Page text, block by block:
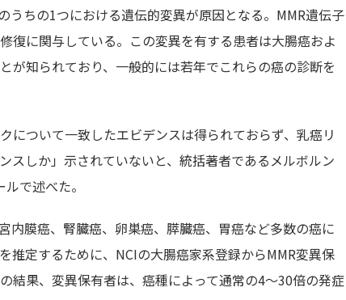
うちの1つにおける遺伝的変異が原因となる。MMR遺伝子
復に関与している。この変異を有する患者は大腸癌およ
が知られており、一般的には若年でこれらの癌の診断を
について一致したエビデンスは得られておらず、乳癌リ
スしか」示されていないと、統括著者であるメルボルン
で述べた。
膜癌、腎臓癌、卵巣癌、膵臓癌、胃癌など多数の癌に
推定するために、NCIの大腸癌家系登録からMMR変異保
結果、変異保有者は、癌種によって通常の4～30倍の発症